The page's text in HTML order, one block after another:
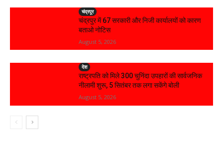
चंद्रपूर
चंद्रपुर में 67 सरकारी और निजी कार्यालयों को कारण
बताओ नोटिस
August 5, 2026
देश
राष्ट्रपति को मिले 300 चुनिंदा उपहारों की सार्वजनिक
नीलामी शुरू, 5 सितंबर तक लगा सकेंगे बोली
August 5, 2026